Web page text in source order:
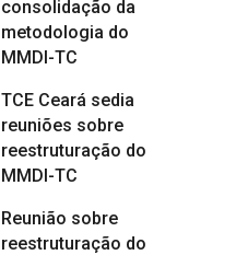
consolidação da
metodologia do
MMDI-TC
TCE Ceará sedia
reuniões sobre
reestruturação do
MMDI-TC
Reunião sobre
reestruturação do